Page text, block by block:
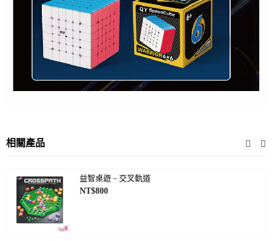
相關產品
益智桌遊 – 交叉軌道
NT$800